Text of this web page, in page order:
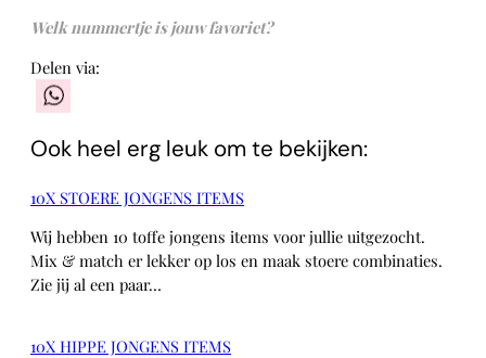
Welk nummertje is jouw favoriet?
Delen via:
Ook heel erg leuk om te bekijken:
10X STOERE JONGENS ITEMS
Wij hebben 10 toffe jongens items voor jullie uitgezocht.
Mix & match er lekker op los en maak stoere combinaties.
Zie jij al een paar…
10X HIPPE JONGENS ITEMS